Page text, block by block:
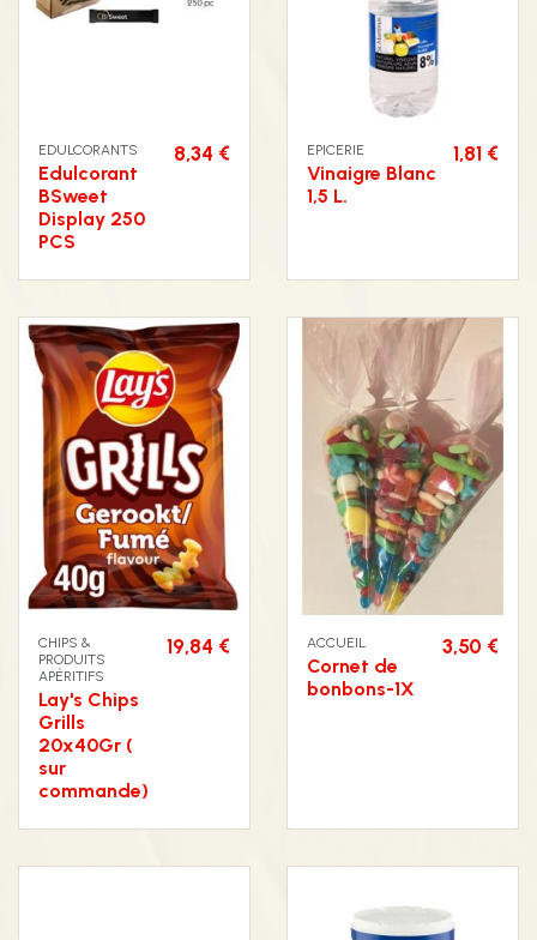
EDULCORANTS
Edulcorant
BSweet
Display 250
PCS
8,34 € EPICERIE
Vinaigre Blanc
1,5 L.
1,81 €
CHIPS &
PRODUITS
APÉRITIFS
Lay's Chips
Grills
20x40Gr (
sur
commande)
19,84 € ACCUEIL
Cornet de
bonbons-1X
3,50 €